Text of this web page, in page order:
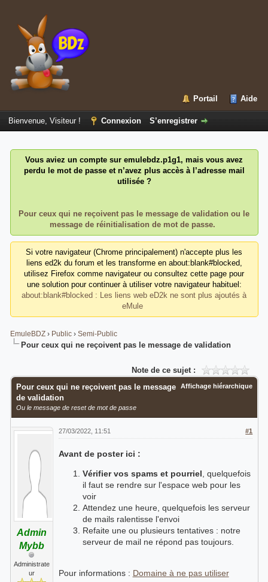
Portail Aide
Bienvenue, Visiteur ! Connexion S’enregistrer
Vous aviez un compte sur emulebdz.p1g1, mais vous avez
perdu le mot de passe et n’avez plus accès à l’adresse mail
utilisée ?
Pour ceux qui ne reçoivent pas le message de validation ou le
message de réinitialisation de mot de passe.
Si votre navigateur (Chrome principalement) n'accepte plus les
liens ed2k du forum et les transforme en about:blank#blocked,
utilisez Firefox comme navigateur ou consultez cette page pour
une solution pour continuer à utiliser votre navigateur habituel:
about:blank#blocked : Les liens web eD2k ne sont plus ajoutés à
eMule
EmuleBDZ› Public› Semi-Public
Pour ceux qui ne reçoivent pas le message de validation
Note de ce sujet :
Affichage hiérarchique
Pour ceux qui ne reçoivent pas le message
de validation
Ou le message de reset de mot de passe
Admin
Mybb
Administrate
ur
#1
27/03/2022, 11:51
Avant de poster ici :
Vérifier vos spams et pourriel , quelquefois
il faut se rendre sur l'espace web pour les
voir
Attendez une heure, quelquefois les serveur
de mails ralentisse l'envoi
Refaite une ou plusieurs tentatives : notre
serveur de mail ne répond pas toujours.
Pour informations : Domaine à ne pas utiliser